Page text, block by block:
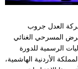
العدل جروب
المسرحي الغنائي
الرسمية للدورة
الأردنية الهاشمية،